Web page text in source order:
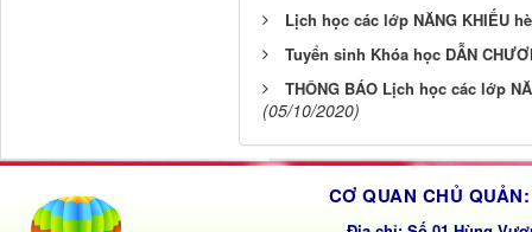
Lịch học các lớp NĂNG KHIẾU
Tuyển sinh Khóa học DẪN
THÔNG BÁO Lịch học các lớp
(05/10/2020)
CƠ QUAN CHỦ